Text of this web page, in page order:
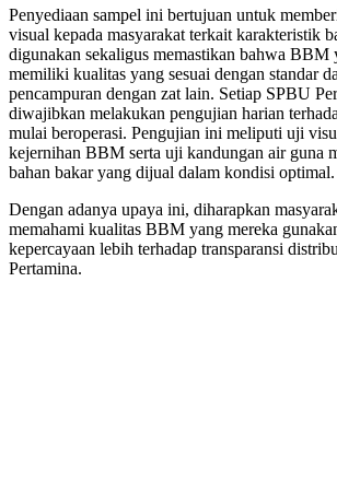
Penyediaan sampel ini bertujuan untuk
visual kepada masyarakat terkait karakteristik
digunakan sekaligus memastikan bahwa BBM
memiliki kualitas yang sesuai dengan standar
pencampuran dengan zat lain. Setiap SPBU
diwajibkan melakukan pengujian harian
mulai beroperasi. Pengujian ini meliputi uji
kejernihan BBM serta uji kandungan air guna
bahan bakar yang dijual dalam kondisi optimal.
Dengan adanya upaya ini, diharapkan
memahami kualitas BBM yang mereka
kepercayaan lebih terhadap transparansi
Pertamina.